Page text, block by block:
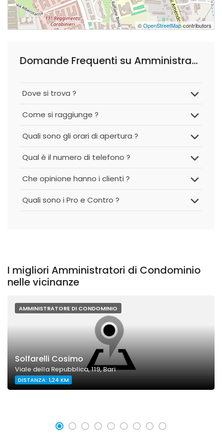
©OpenStreetMapcontributors
Domande Frequenti su Amministrazioni Condominiali Rag. Antonia Nacci
Dove si trova ?
Come si raggiunge ?
Quali sono gli orari di apertura ?
Qual è il numero di telefono ?
Che opinione hanno i clienti ?
Quali sono i Pro e Contro ?
I migliori Amministratori di Condominio
nelle vicinanze
AMMINISTRATORE DI CONDOMINIO
Solfarelli Cosimo
Viale della Repubblica, 119, Bari
DISTANZA: 1,24 KM